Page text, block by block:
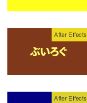
After Effects
After Effects